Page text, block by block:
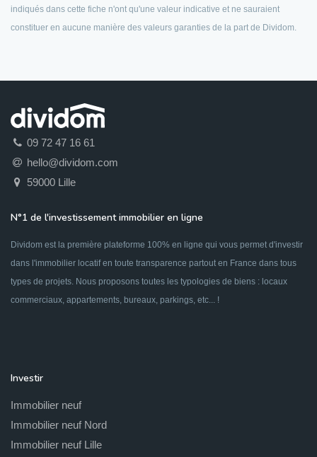
indiqués dans cette fiche n'ont qu'une valeur indicative et ne sauraient
constituer en aucune manière des valeurs garanties de la part de Dividom.
09 72 47 16 61
hello@dividom.com
59000 Lille
N°1 de l'investissement immobilier en ligne
Dividom est la première plateforme 100% en ligne qui vous permet d'investir
dans l'immobilier locatif en toute transparence partout en France dans tous
types de projets. Nous proposons toutes les typologies de biens : locaux
commerciaux, appartements, bureaux, parkings, etc... !
Investir
Immobilier neuf
Immobilier neuf Nord
Immobilier neuf Lille